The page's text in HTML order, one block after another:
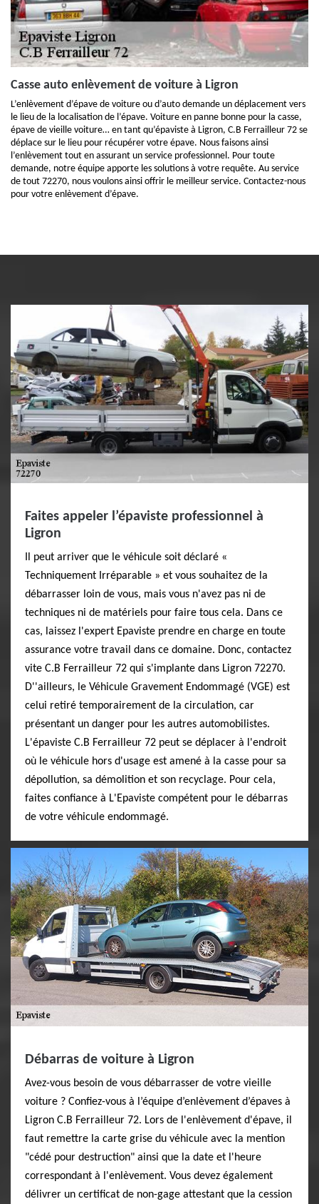
Casse auto enlèvement de voiture à Ligron
L’enlèvement d’épave de voiture ou d’auto demande un déplacement vers
le lieu de la localisation de l’épave. Voiture en panne bonne pour la casse,
épave de vieille voiture… en tant qu’épaviste à Ligron, C.B Ferrailleur 72 se
déplace sur le lieu pour récupérer votre épave. Nous faisons ainsi
l’enlèvement tout en assurant un service professionnel. Pour toute
demande, notre équipe apporte les solutions à votre requête. Au service
de tout 72270, nous voulons ainsi offrir le meilleur service. Contactez-nous
pour votre enlèvement d’épave.
Faites appeler l’épaviste professionnel à
Ligron
Il peut arriver que le véhicule soit déclaré «
Techniquement Irréparable » et vous souhaitez de la
débarrasser loin de vous, mais vous n'avez pas ni de
techniques ni de matériels pour faire tous cela. Dans ce
cas, laissez l'expert Epaviste prendre en charge en toute
assurance votre travail dans ce domaine. Donc, contactez
vite C.B Ferrailleur 72 qui s'implante dans Ligron 72270.
D''ailleurs, le Véhicule Gravement Endommagé (VGE) est
celui retiré temporairement de la circulation, car
présentant un danger pour les autres automobilistes.
L'épaviste C.B Ferrailleur 72 peut se déplacer à l'endroit
où le véhicule hors d'usage est amené à la casse pour sa
dépollution, sa démolition et son recyclage. Pour cela,
faites confiance à L'Epaviste compétent pour le débarras
de votre véhicule endommagé.
Débarras de voiture à Ligron
Avez-vous besoin de vous débarrasser de votre vieille
voiture ? Confiez-vous à l’équipe d’enlèvement d’épaves à
Ligron C.B Ferrailleur 72. Lors de l'enlèvement d'épave, il
faut remettre la carte grise du véhicule avec la mention
"cédé pour destruction" ainsi que la date et l'heure
correspondant à l'enlèvement. Vous devez également
délivrer un certificat de non-gage attestant que la cession